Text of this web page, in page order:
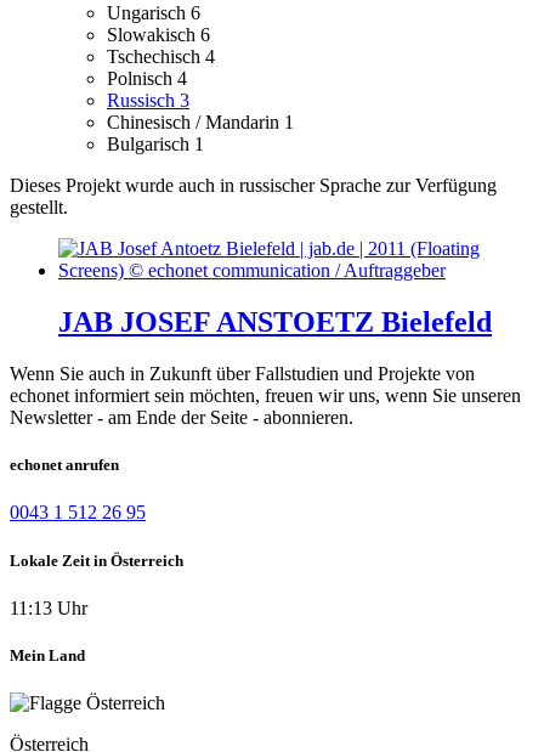
Ungarisch 6
Slowakisch 6
Tschechisch 4
Polnisch 4
Russisch 3
Chinesisch / Mandarin 1
Bulgarisch 1
Dieses Projekt wurde auch in russischer Sprache zur Verfügung
gestellt.
JAB JOSEF ANSTOETZ Bielefeld
Wenn Sie auch in Zukunft über Fallstudien und Projekte von
echonet informiert sein möchten, freuen wir uns, wenn Sie unseren
Newsletter - am Ende der Seite - abonnieren.
echonet anrufen
0043 1 512 26 95
Lokale Zeit in Österreich
11:13 Uhr
Mein Land
Österreich